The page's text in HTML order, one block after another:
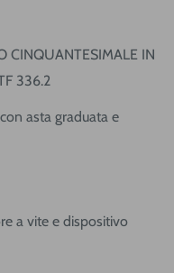
CINQUANTESIMALE IN
336.2
asta graduata e
a vite e dispositivo